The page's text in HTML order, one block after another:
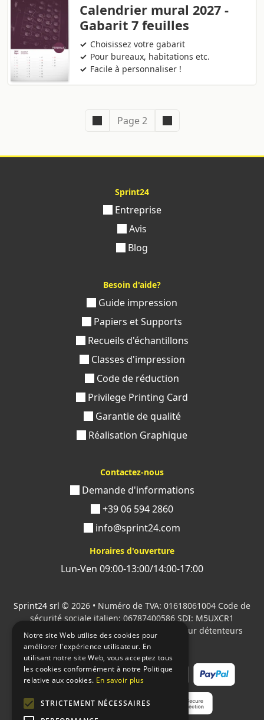
Calendrier mural 2027 -
Gabarit 7 feuilles
Choisissez votre gabarit
Pour bureaux, habitations etc.
Facile à personnaliser !
Page 2
Sprint24
Entreprise
Avis
Blog
Besoin d'aide?
Guide impression
Papiers et Supports
Recueils d'échantillons
Classes d'impression
Code de réduction
Privilege Printing Card
Garantie de qualité
Réalisation Graphique
Contactez-nous
Demande d'informations
+39 06 594 2860
info@sprint24.com
Horaires d'ouverture
Lun-Ven 09:00-13:00/14:00-17:00
Sprint24 srl © 2026 • Numéro de TVA: 01618061004 Code de
sécurité sociale italien: 06787400586 SDI: M5UXCR1
Tous les logos cités sont la propriété de leur détenteurs
respectifs.
Notre site Web utilise des cookies pour
améliorer l'expérience utilisateur. En
utilisant notre site Web, vous acceptez tous
les cookies conformément à notre Politique
relative aux cookies. En savoir plus
STRICTEMENT NÉCESSAIRES